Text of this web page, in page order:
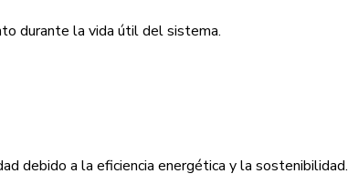
durante la vida útil del sistema.
debido a la eficiencia energética y la sostenibilidad.